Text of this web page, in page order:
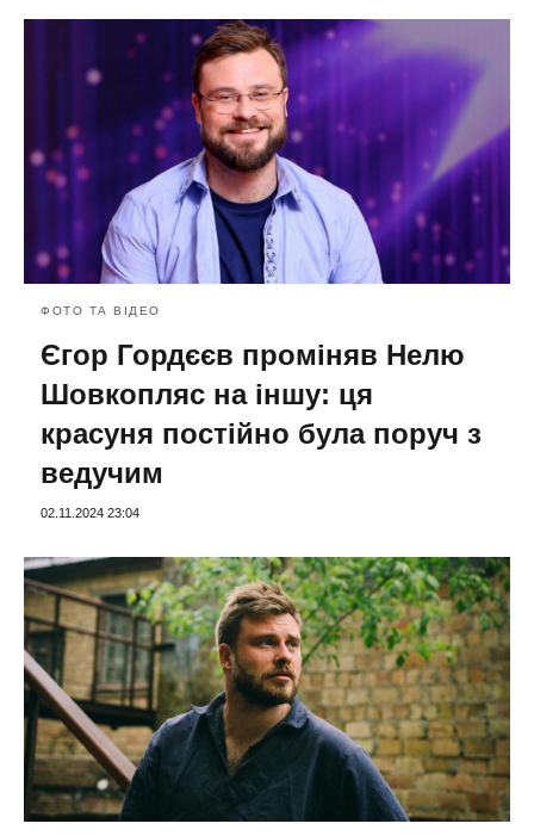
ФОТО ТА ВІДЕО
Єгор Гордєєв проміняв Нелю
Шовкопляс на іншу: ця
красуня постійно була поруч з
ведучим
02.11.2024 23:04